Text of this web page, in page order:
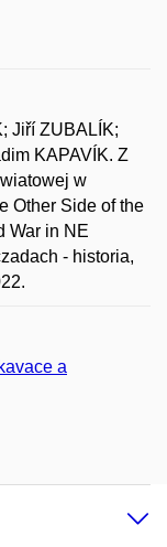
Jiří ZUBALÍK;
KAPAVÍK. Z
w
Other Side of the
War in NE
- historia,
a